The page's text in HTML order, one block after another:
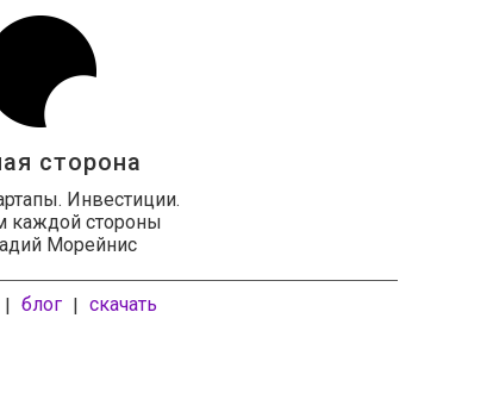
сторона
Инвестиции.
каждой стороны
Морейнис
| блог | скачать